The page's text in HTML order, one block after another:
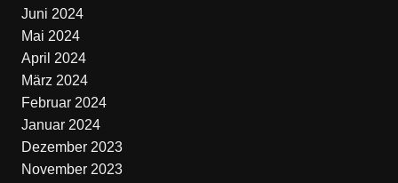
Juni 2024
Mai 2024
April 2024
März 2024
Februar 2024
Januar 2024
Dezember 2023
November 2023